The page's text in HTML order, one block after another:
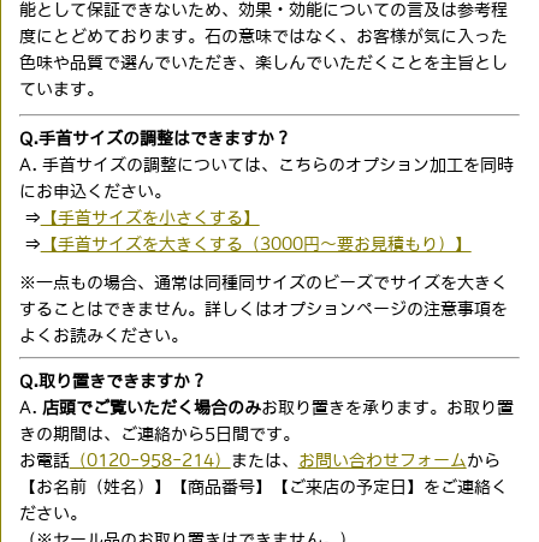
能として保証できないため、効果・効能についての言及は参考程
度にとどめております。石の意味ではなく、お客様が気に入った
色味や品質で選んでいただき、楽しんでいただくことを主旨とし
ています。
Q.手首サイズの調整はできますか？
A. 手首サイズの調整については、こちらのオプション加工を同時
にお申込ください。
⇒ 【手首サイズを小さくする】
⇒ 【手首サイズを大きくする（3000円〜要お見積もり）】
※一点もの場合、通常は同種同サイズのビーズでサイズを大きく
することはできません。詳しくはオプションページの注意事項を
よくお読みください。
Q.取り置きできますか？
A. 店頭でご覧いただく場合のみお取り置きを承ります。お取り置
きの期間は、ご連絡から5日間です。
お電話（0120-958-214） または、 お問い合わせフォーム から
【お名前（姓名）】【商品番号】【ご来店の予定日】をご連絡く
ださい。